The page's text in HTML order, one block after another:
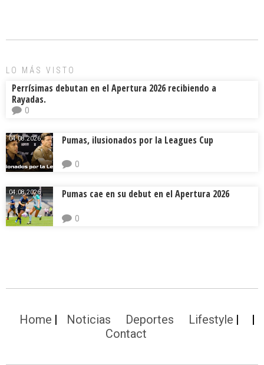
o
d ar
LO MÁS VISTO
Perrísimas debutan en el Apertura 2026 recibiendo a
Rayadas.
0
04.08.2026. Pumas, ilusionados por la Leagues Cup
0
04.08.2026. Pumas cae en su debut en el Apertura 2026
0
Home Noticias Deportes
Lifestyle
Contact